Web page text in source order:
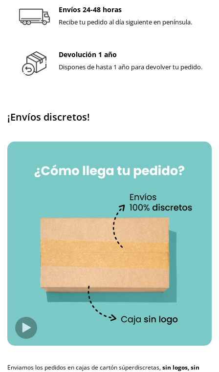
Envíos 24-48 horas
Recibe tu pedido al día siguiente en península.
Devolución 1 año
Dispones de hasta 1 año para devolver tu pedido.
¡Envíos discretos!
Enviamos los pedidos en cajas de cartón súperdiscretas,sin logos, sin